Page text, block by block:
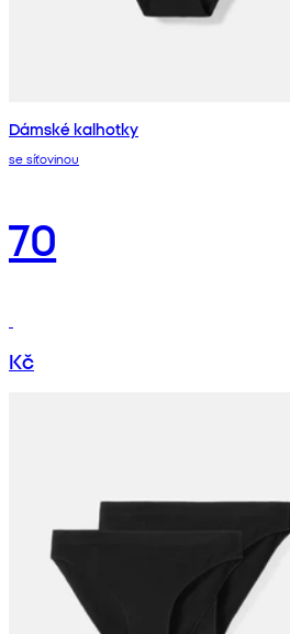
Dámské kalhotky
se síťovinou
70
Kč